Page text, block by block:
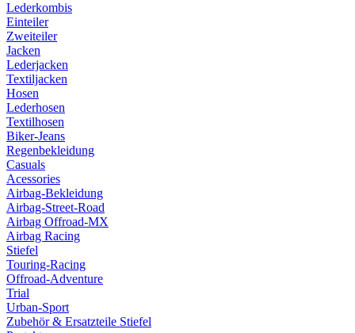
Lederkombis
Einteiler
Zweiteiler
Jacken
Lederjacken
Textiljacken
Hosen
Lederhosen
Textilhosen
Biker-Jeans
Regenbekleidung
Casuals
Acessories
Airbag-Bekleidung
Airbag-Street-Road
Airbag Offroad-MX
Airbag Racing
Stiefel
Touring-Racing
Offroad-Adventure
Trial
Urban-Sport
Zubehör & Ersatzteile Stiefel